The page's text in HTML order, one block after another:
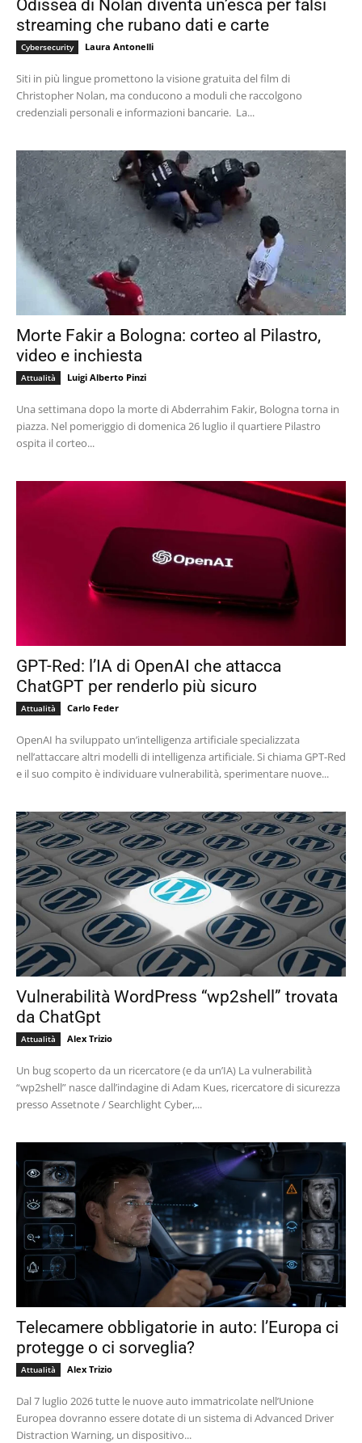
Odissea di Nolan diventa un’esca per falsi
streaming che rubano dati e carte
Cybersecurity Laura Antonelli
Siti in più lingue promettono la visione gratuita del film di
Christopher Nolan, ma conducono a moduli che raccolgono
credenziali personali e informazioni bancarie. La...
Morte Fakir a Bologna: corteo al Pilastro,
video e inchiesta
Attualità Luigi Alberto Pinzi
Una settimana dopo la morte di Abderrahim Fakir, Bologna torna in
piazza. Nel pomeriggio di domenica 26 luglio il quartiere Pilastro
ospita il corteo...
GPT-Red: l’IA di OpenAI che attacca
ChatGPT per renderlo più sicuro
Attualità Carlo Feder
OpenAI ha sviluppato un’intelligenza artificiale specializzata
nell’attaccare altri modelli di intelligenza artificiale. Si chiama GPT-Red
e il suo compito è individuare vulnerabilità, sperimentare nuove...
Vulnerabilità WordPress “wp2shell” trovata
da ChatGpt
Attualità Alex Trizio
Un bug scoperto da un ricercatore (e da un’IA) La vulnerabilità
“wp2shell” nasce dall’indagine di Adam Kues, ricercatore di sicurezza
presso Assetnote / Searchlight Cyber,...
Telecamere obbligatorie in auto: l’Europa ci
protegge o ci sorveglia?
Attualità Alex Trizio
Dal 7 luglio 2026 tutte le nuove auto immatricolate nell’Unione
Europea dovranno essere dotate di un sistema di Advanced Driver
Distraction Warning, un dispositivo...